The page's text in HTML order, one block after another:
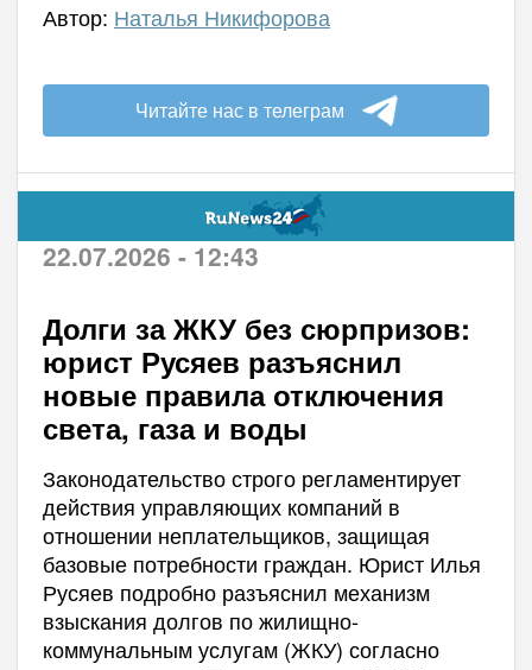
Автор: Наталья Никифорова
Читайте нас в телеграм
22.07.2026 - 12:43
Долги за ЖКУ без сюрпризов:
юрист Русяев разъяснил
новые правила отключения
света, газа и воды
Законодательство строго регламентирует
действия управляющих компаний в
отношении неплательщиков, защищая
базовые потребности граждан. Юрист Илья
Русяев подробно разъяснил механизм
взыскания долгов по жилищно-
коммунальным услугам (ЖКУ) согласно